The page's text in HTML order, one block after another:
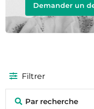
Demander un
Filtrer
Par recherche